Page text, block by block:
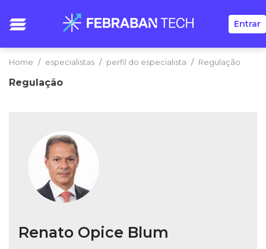
Entrar
Home especialistas perfil do especialista Regulação
Regulação
Renato Opice Blum